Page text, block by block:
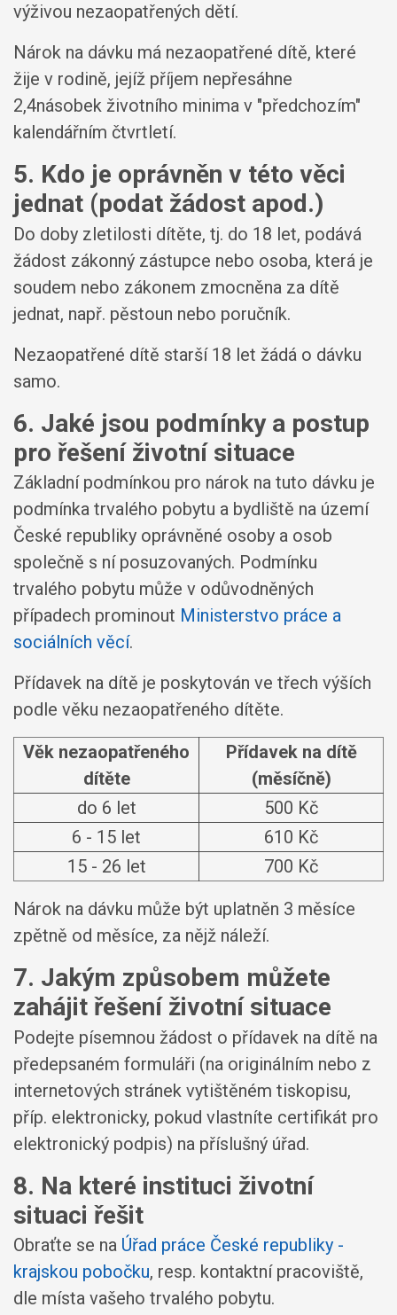
výživou nezaopatřených dětí.
Nárok na dávku má nezaopatřené dítě, které
žije v rodině, jejíž příjem nepřesáhne
2,4násobek životního minima v "předchozím"
kalendářním čtvrtletí.
5. Kdo je oprávněn v této věci
jednat (podat žádost apod.)
Do doby zletilosti dítěte, tj. do 18 let, podává
žádost zákonný zástupce nebo osoba, která je
soudem nebo zákonem zmocněna za dítě
jednat, např. pěstoun nebo poručník.
Nezaopatřené dítě starší 18 let žádá o dávku
samo.
6. Jaké jsou podmínky a postup
pro řešení životní situace
Základní podmínkou pro nárok na tuto dávku je
podmínka trvalého pobytu a bydliště na území
České republiky oprávněné osoby a osob
společně s ní posuzovaných. Podmínku
trvalého pobytu může v odůvodněných
případech prominout Ministerstvo práce a
sociálních věcí.
Přídavek na dítě je poskytován ve třech výších
podle věku nezaopatřeného dítěte.
Věk nezaopatřeného
dítěte
Přídavek na dítě
(měsíčně)
do 6 let
500 Kč
6 - 15 let
610 Kč
15 - 26 let
700 Kč
Nárok na dávku může být uplatněn 3 měsíce
zpětně od měsíce, za nějž náleží.
7. Jakým způsobem můžete
zahájit řešení životní situace
Podejte písemnou žádost o přídavek na dítě na
předepsaném formuláři (na originálním nebo z
internetových stránek vytištěném tiskopisu,
příp. elektronicky, pokud vlastníte certifikát pro
elektronický podpis) na příslušný úřad.
8. Na které instituci životní
situaci řešit
Obraťte se na Úřad práce České republiky -
krajskou pobočku, resp. kontaktní pracoviště,
dle místa vašeho trvalého pobytu.